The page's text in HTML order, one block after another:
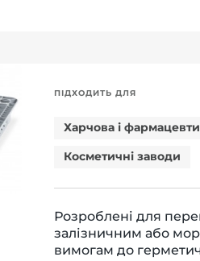
ПІДХОДИТЬ ДЛЯ
Харчова і
Косметичні заводи
Розроблені для
залізничним або
вимогам до